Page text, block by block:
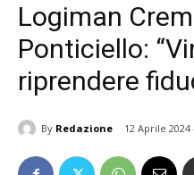
Logiman
Ponticiello:
riprendere
By Redazione 12 Aprile 2024